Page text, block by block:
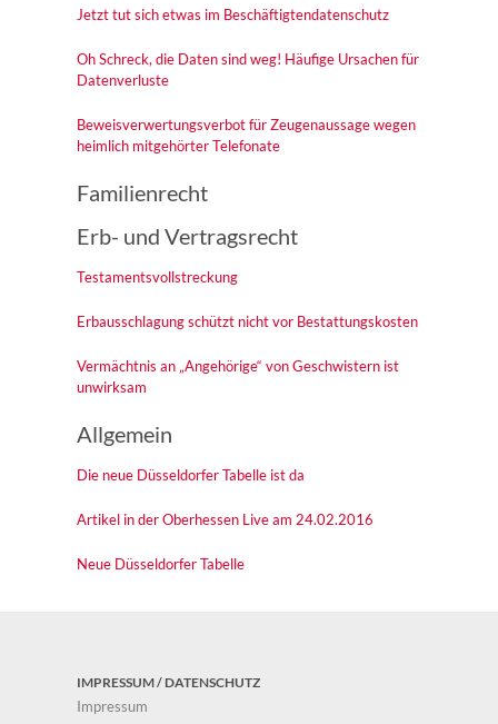
Jetzt tut sich etwas im Beschäftigtendatenschutz
Oh Schreck, die Daten sind weg! Häufige Ursachen für
Datenverluste
Beweisverwertungsverbot für Zeugenaussage wegen
heimlich mitgehörter Telefonate
Familienrecht
Erb- und Vertragsrecht
Testamentsvollstreckung
Erbausschlagung schützt nicht vor Bestattungskosten
Vermächtnis an „Angehörige“ von Geschwistern ist
unwirksam
Allgemein
Die neue Düsseldorfer Tabelle ist da
Artikel in der Oberhessen Live am 24.02.2016
Neue Düsseldorfer Tabelle
IMPRESSUM / DATENSCHUTZ
Impressum